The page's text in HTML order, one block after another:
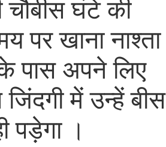
चौबीस घंटे की
पर खाना नाश्ता
पास अपने लिए
में उन्हें बीस
पड़ेगा ।